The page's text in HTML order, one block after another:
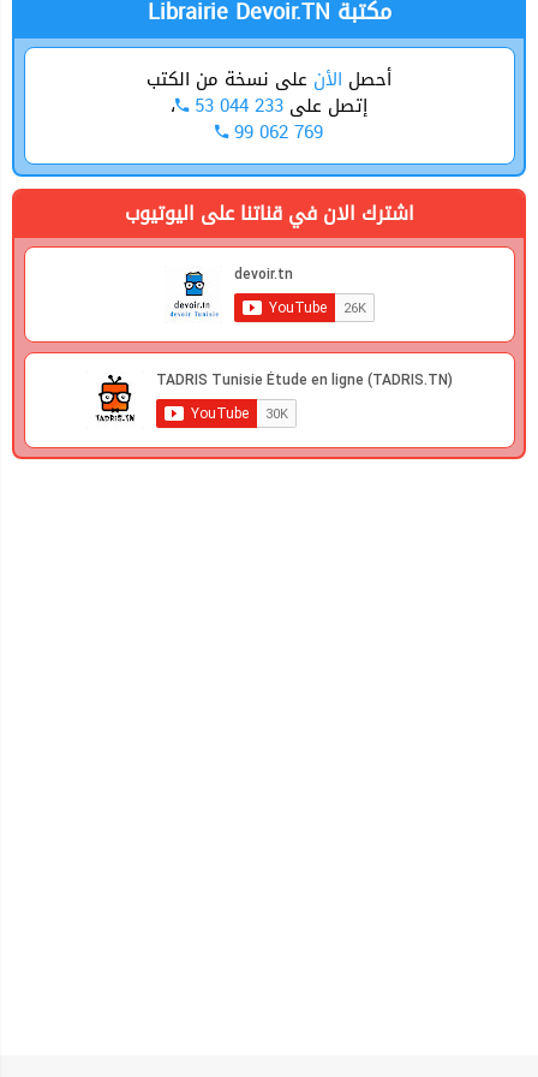
Librairie Devoir.TN مكتبة
أحصل الأن على نسخة من الكتب
إتصل على 53 044 233 ،
99 062 769
اشترك الان في قناتنا على اليوتيوب